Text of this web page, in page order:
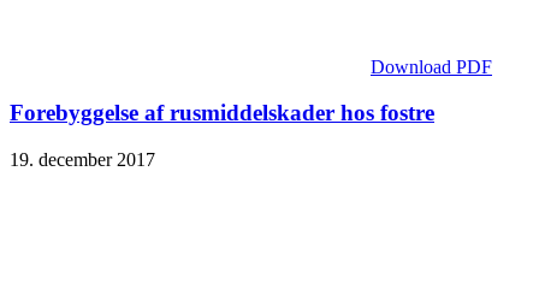
Download PDF
Forebyggelse af rusmiddelskader hos fostre
19. december 2017